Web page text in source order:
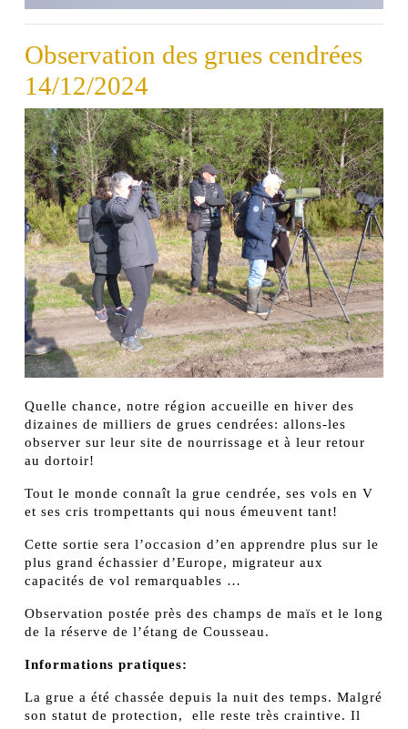
Observation des grues cendrées
14/12/2024
Quelle chance, notre région accueille en hiver des
dizaines de milliers de grues cendrées: allons-les
observer sur leur site de nourrissage et à leur retour
au dortoir!
Tout le monde connaît la grue cendrée, ses vols en V
et ses cris trompettants qui nous émeuvent tant!
Cette sortie sera l’occasion d’en apprendre plus sur le
plus grand échassier d’Europe, migrateur aux
capacités de vol remarquables …
Observation postée près des champs de maïs et le long
de la réserve de l’étang de Cousseau.
Informations pratiques:
La grue a été chassée depuis la nuit des temps. Malgré
son statut de protection, elle reste très craintive. Il